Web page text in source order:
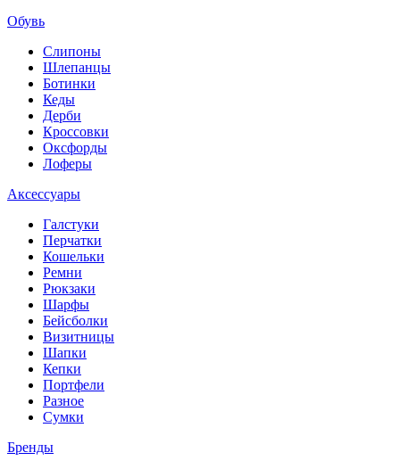
Обувь
Слипоны
Шлепанцы
Ботинки
Кеды
Дерби
Кроссовки
Оксфорды
Лоферы
Аксессуары
Галстуки
Перчатки
Кошельки
Ремни
Рюкзаки
Шарфы
Бейсболки
Визитницы
Шапки
Кепки
Портфели
Разное
Сумки
Бренды